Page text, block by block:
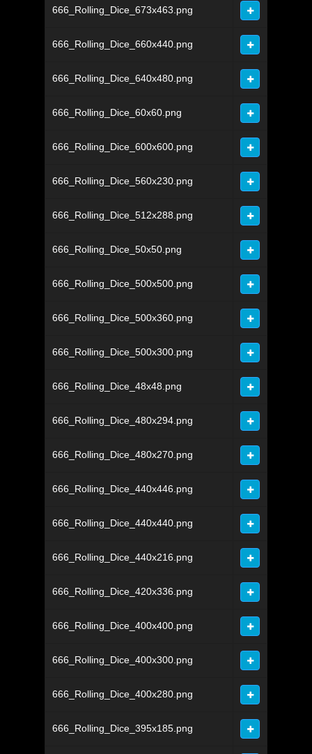
666_Rolling_Dice_673x463.png
666_Rolling_Dice_660x440.png
666_Rolling_Dice_640x480.png
666_Rolling_Dice_60x60.png
666_Rolling_Dice_600x600.png
666_Rolling_Dice_560x230.png
666_Rolling_Dice_512x288.png
666_Rolling_Dice_50x50.png
666_Rolling_Dice_500x500.png
666_Rolling_Dice_500x360.png
666_Rolling_Dice_500x300.png
666_Rolling_Dice_48x48.png
666_Rolling_Dice_480x294.png
666_Rolling_Dice_480x270.png
666_Rolling_Dice_440x446.png
666_Rolling_Dice_440x440.png
666_Rolling_Dice_440x216.png
666_Rolling_Dice_420x336.png
666_Rolling_Dice_400x400.png
666_Rolling_Dice_400x300.png
666_Rolling_Dice_400x280.png
666_Rolling_Dice_395x185.png